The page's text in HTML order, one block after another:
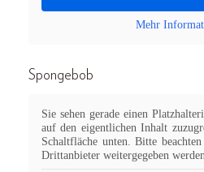
Mehr
Spongebob
Sie sehen gerade einen
auf den eigentlichen Inhalt
Schaltfläche unten. Bitte
Drittanbieter weitergegeben